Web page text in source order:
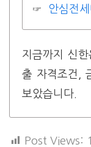
안심전
지금까지 신
출 자격조건,
보았습니다.
Post Views: